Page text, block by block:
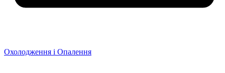
Охолодження і Опалення